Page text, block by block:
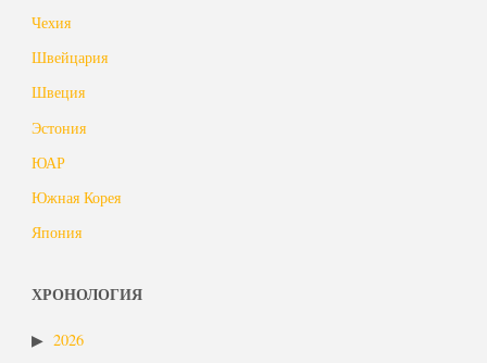
Чехия
Швейцария
Швеция
Эстония
ЮАР
Южная Корея
Япония
ХРОНОЛОГИЯ
2026